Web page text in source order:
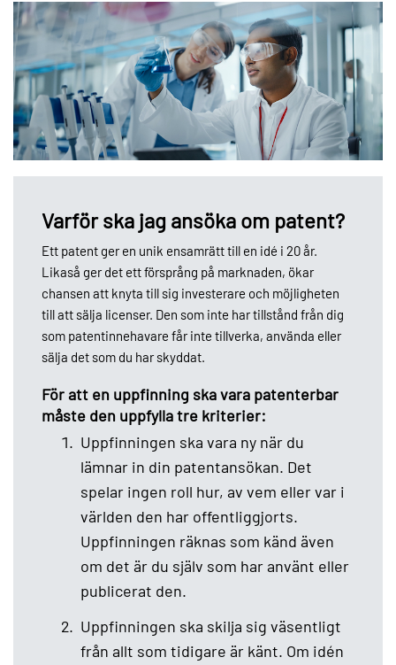
Varför ska jag ansöka om patent?
Ett patent ger en unik ensamrätt till en idé i 20 år.
Likaså ger det ett försprång på marknaden, ökar
chansen att knyta till sig investerare och möjligheten
till att sälja licenser. Den som inte har tillstånd från dig
som patentinnehavare får inte tillverka, använda eller
sälja det som du har skyddat.
För att en uppfinning ska vara patenterbar
måste den uppfylla tre kriterier:
Uppfinningen ska vara ny när du
lämnar in din patentansökan. Det
spelar ingen roll hur, av vem eller var i
världen den har offentliggjorts.
Uppfinningen räknas som känd även
om det är du själv som har använt eller
publicerat den.
Uppfinningen ska skilja sig väsentligt
från allt som tidigare är känt. Om idén